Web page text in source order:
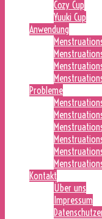
Cozy Cup
Yuuki Cup
Anwendung
Probleme
Kontakt
Über uns
Impressum